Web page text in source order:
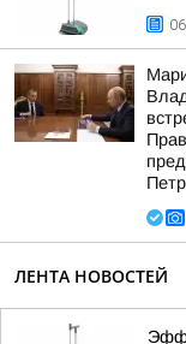
ЛЕНТА НОВОСТЕЙ